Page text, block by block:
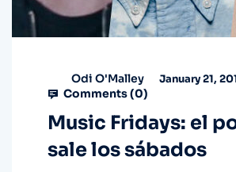
Odi O'Malley January 21,
Comments (0)
Music Fridays: el
sale los sábados